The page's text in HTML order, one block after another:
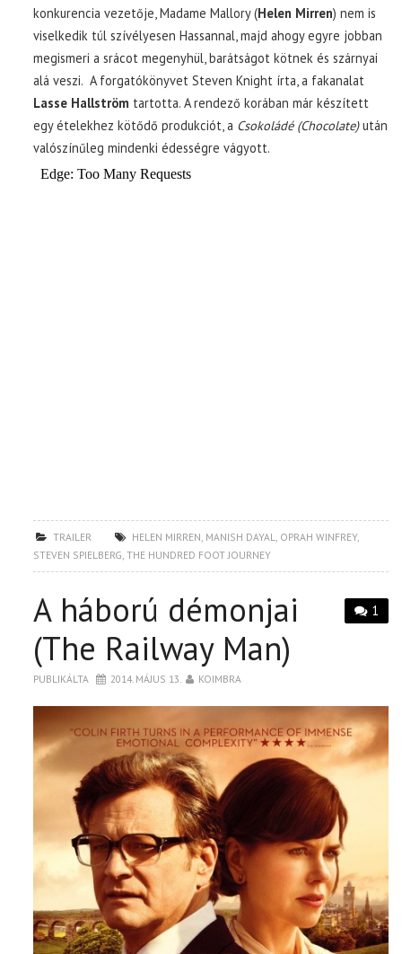
konkurencia vezetője, Madame Mallory (Helen Mirren) nem is
viselkedik túl szívélyesen Hassannal, majd ahogy egyre jobban
megismeri a srácot megenyhül, barátságot kötnek és szárnyai
alá veszi. A forgatókönyvet Steven Knight írta, a fakanalat
Lasse Hallström tartotta. A rendező korában már készített
egy ételekhez kötődő produkciót, a Csokoládé (Chocolate)után
valószínűleg mindenki édességre vágyott.
TRAILER HELEN MIRREN, MANISH DAYAL, OPRAH WINFREY,
STEVEN SPIELBERG,THE HUNDRED FOOT JOURNEY
1
A háború démonjai
(The Railway Man)
PUBLIKÁLTA 2014. MÁJUS 13. KOIMBRA